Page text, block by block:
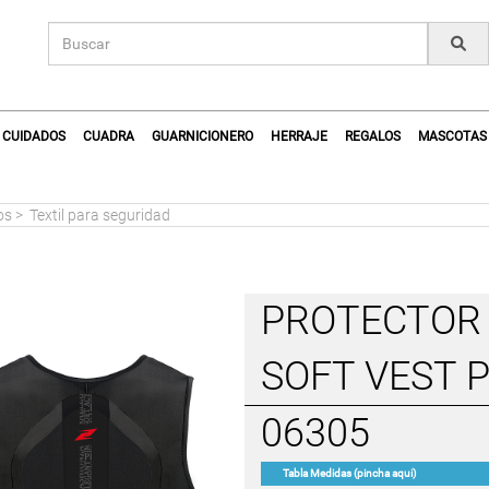
CUIDADOS CUADRA GUARNICIONERO HERRAJE REGALOS MASCOTAS
> Textil para seguridad
SOFT VEST
06305
Tabla Medidas (pincha aqui)